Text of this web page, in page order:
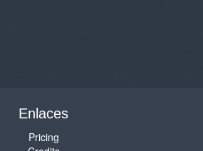
Enlaces
Pricing